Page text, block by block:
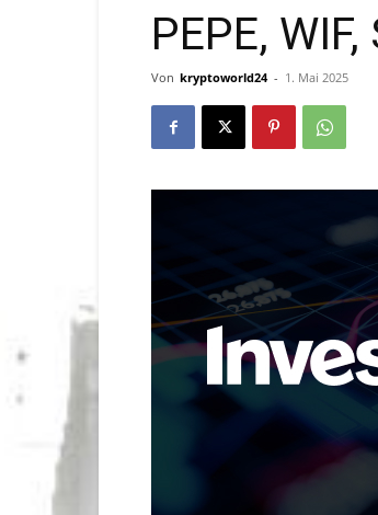
PEPE,
Von kryptoworld24 - 1. Mai 2025